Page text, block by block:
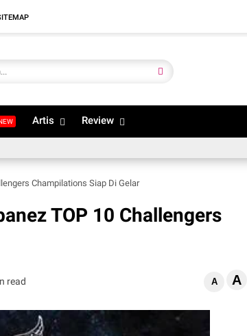
Artis Review
Champilations Siap Di Gelar
TOP 10 Challengers
read A A